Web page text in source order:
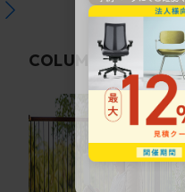
COLUMN 関連コラム